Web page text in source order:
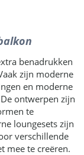
benadrukken
zijn moderne
en moderne
ontwerpen zijn
te
loungesets zijn
verschillende
mee te creëren.